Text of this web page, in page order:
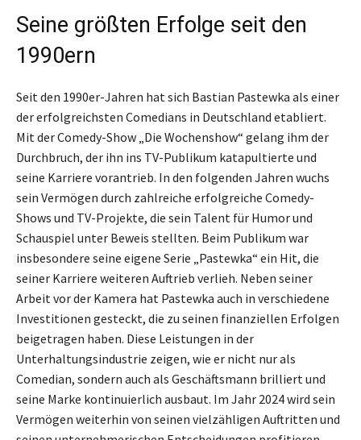
Seine größten Erfolge seit den
1990ern
Seit den 1990er-Jahren hat sich Bastian Pastewka als einer
der erfolgreichsten Comedians in Deutschland etabliert.
Mit der Comedy-Show „Die Wochenshow“ gelang ihm der
Durchbruch, der ihn ins TV-Publikum katapultierte und
seine Karriere vorantrieb. In den folgenden Jahren wuchs
sein Vermögen durch zahlreiche erfolgreiche Comedy-
Shows und TV-Projekte, die sein Talent für Humor und
Schauspiel unter Beweis stellten. Beim Publikum war
insbesondere seine eigene Serie „Pastewka“ ein Hit, die
seiner Karriere weiteren Auftrieb verlieh. Neben seiner
Arbeit vor der Kamera hat Pastewka auch in verschiedene
Investitionen gesteckt, die zu seinen finanziellen Erfolgen
beigetragen haben. Diese Leistungen in der
Unterhaltungsindustrie zeigen, wie er nicht nur als
Comedian, sondern auch als Geschäftsmann brilliert und
seine Marke kontinuierlich ausbaut. Im Jahr 2024 wird sein
Vermögen weiterhin von seinen vielzähligen Auftritten und